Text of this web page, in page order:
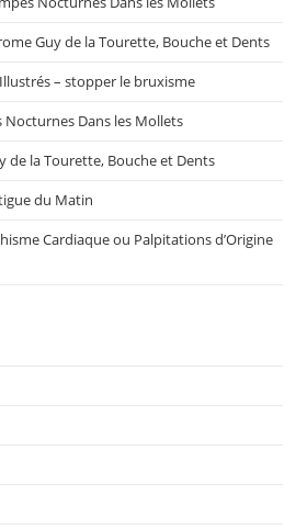
Guy de la Tourette, Bouche et Dents
– stopper le bruxisme
Nocturnes Dans les Mollets
de la Tourette, Bouche et Dents
du Matin
Cardiaque ou Palpitations d’Origine